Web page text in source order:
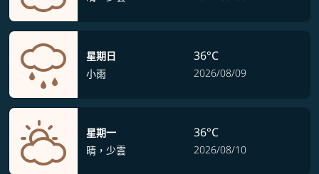
星期日
小雨
36°C
2026/08/09
星期一
晴，少雲
36°C
2026/08/10